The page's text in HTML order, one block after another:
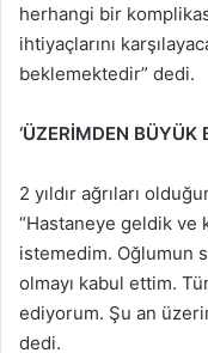
herhangi bir
ihtiyaçlarını
beklemektedir” dedi.
‘ÜZERİMDEN BÜYÜK
2 yıldır ağrıları
“Hastaneye geldik ve
istemedim. Oğlumun
olmayı kabul ettim.
ediyorum. Şu an
dedi.